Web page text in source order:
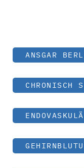
ANSGAR
CHRONISCH